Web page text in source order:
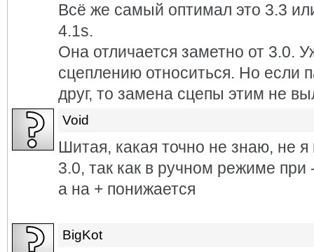
Всё же самый оптимал это 3.3
4.1s.
Она отличается заметно от 3.0.
сцеплению относиться. Но если
друг, то замена сцепы этим не
Void
Шитая, какая точно не знаю, не
3.0, так как в ручном режиме при
а на + понижается
BigKot